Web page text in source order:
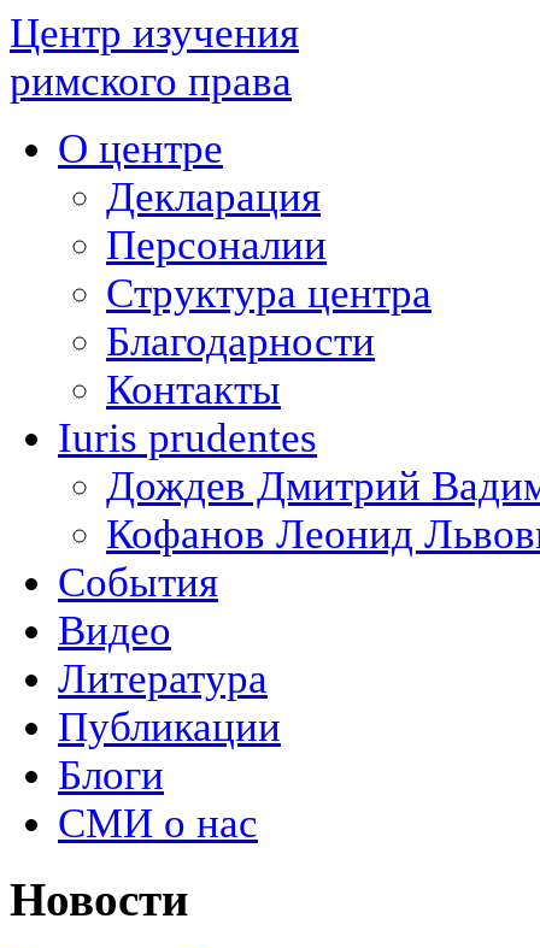
Центр изучения
римского права
О центре
Декларация
Персоналии
Структура центра
Благодарности
Контакты
Iuris prudentes
Дождев Дмитрий
Кофанов Леонид
События
Видео
Литература
Публикации
Блоги
СМИ о нас
Новости